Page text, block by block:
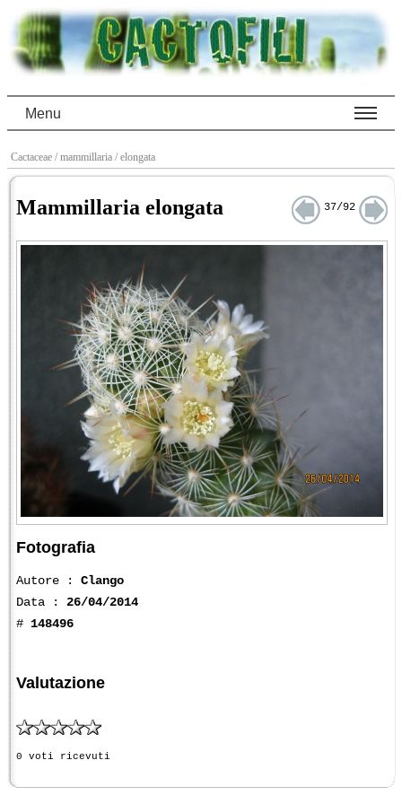
Menu
Cactaceae / mammillaria / elongata
Mammillaria elongata 37/92
Fotografia
Autore : Clango
Data : 26/04/2014
# 148496
Valutazione
0 voti ricevuti